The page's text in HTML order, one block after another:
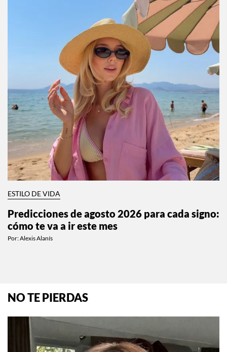
ESTILO DE VIDA
Predicciones de agosto 2026 para cada signo:
cómo te va a ir este mes
Por:Alexis Alanís
NO TE PIERDAS